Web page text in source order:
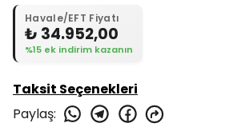
Havale/EFT Fiyatı
₺ 34.952,00
%15 ek indirim kazanın
Taksit Seçenekleri
Paylaş: